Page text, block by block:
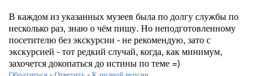
В каждом из указанных музеев была по долгу службы по
несколько раз, знаю о чём пишу. Но неподготовленному
посетителю без экскурсии - не рекомендую, зато с
экскурсией - тот редкий случай, когда, как минимум,
захочется докопаться до истины по теме =)